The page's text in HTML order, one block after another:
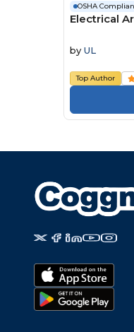
OSHA
Electrical
by UL
Top Author